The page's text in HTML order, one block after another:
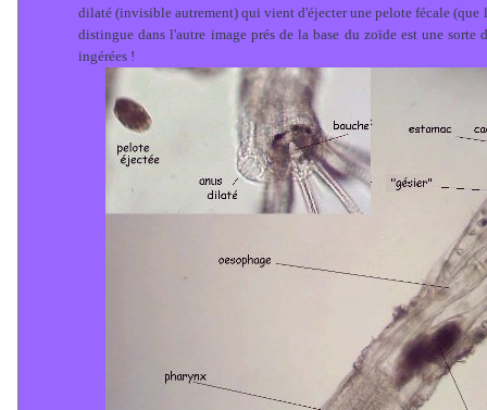
dilaté (invisible autrement) qui vient d'éjecter une pelote fécale
distingue dans l'autre image prés de la base du zoïde est une sorte
ingérées !